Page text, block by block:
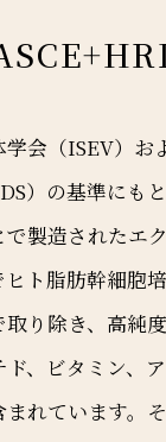
会（ISEV）お
）の基準にも
製造されたエ
ト脂肪幹細胞
り除き、高純
、ビタミン、
れています。